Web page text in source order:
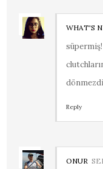
WHAT'S
Reply
ONUR